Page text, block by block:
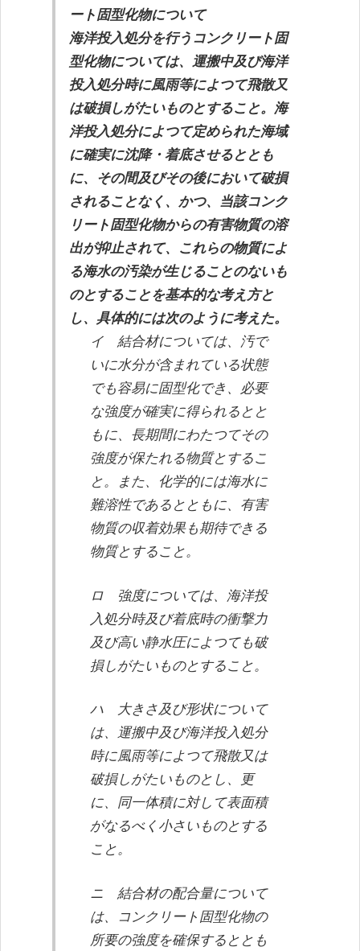
ート固型化物について
海洋投入処分を行うコンクリート固
型化物については、運搬中及び海洋
投入処分時に風雨等によつて飛散又
は破損しがたいものとすること。海
洋投入処分によつて定められた海域
に確実に沈降・着底させるととも
に、その間及びその後において破損
されることなく、かつ、当該コンク
リート固型化物からの有害物質の溶
出が抑止されて、これらの物質によ
る海水の汚染が生じることのないも
のとすることを基本的な考え方と
し、具体的には次のように考えた。
イ 結合材については、汚で
いに水分が含まれている状態
でも容易に固型化でき、必要
な強度が確実に得られるとと
もに、長期間にわたつてその
強度が保たれる物質とするこ
と。また、化学的には海水に
難溶性であるとともに、有害
物質の収着効果も期待できる
物質とすること。
ロ 強度については、海洋投
入処分時及び着底時の衝撃力
及び高い静水圧によつても破
損しがたいものとすること。
ハ 大きさ及び形状について
は、運搬中及び海洋投入処分
時に風雨等によつて飛散又は
破損しがたいものとし、更
に、同一体積に対して表面積
がなるべく小さいものとする
こと。
ニ 結合材の配合量について
は、コンクリート固型化物の
所要の強度を確保するととも